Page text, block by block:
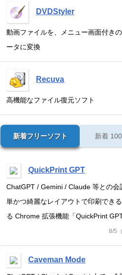
DVDStyler
動画ファイルを、メニュー画面付き
ータに変換
Recuva
高機能なファイル復元ソフト
新着フリーソフト 新着
QuickPrint GPT
ChatGPT / Gemini / Claude 等との会
単かつ綺麗なレイアウトで印刷でき
る Chrome 拡張機能「QuickPrint GPT
8/5
Caveman Mode